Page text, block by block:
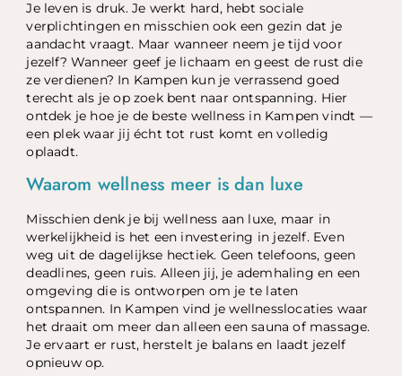
Je leven is druk. Je werkt hard, hebt sociale
verplichtingen en misschien ook een gezin dat je
aandacht vraagt. Maar wanneer neem je tijd voor
jezelf? Wanneer geef je lichaam en geest de rust die
ze verdienen? In Kampen kun je verrassend goed
terecht als je op zoek bent naar ontspanning. Hier
ontdek je hoe je de beste wellness in Kampen vindt —
een plek waar jij écht tot rust komt en volledig
oplaadt.
Waarom wellness meer is dan luxe
Misschien denk je bij wellness aan luxe, maar in
werkelijkheid is het een investering in jezelf. Even
weg uit de dagelijkse hectiek. Geen telefoons, geen
deadlines, geen ruis. Alleen jij, je ademhaling en een
omgeving die is ontworpen om je te laten
ontspannen. In Kampen vind je wellnesslocaties waar
het draait om meer dan alleen een sauna of massage.
Je ervaart er rust, herstelt je balans en laadt jezelf
opnieuw op.